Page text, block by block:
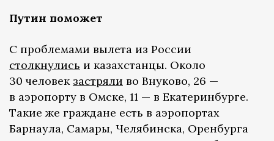
Путин поможет
С проблемами вылета из России
столкнулись и казахстанцы. Около
30 человек застряли во Внуково, 26 —
в аэропорту в Омске, 11 — в Екатеринбурге.
Такие же граждане есть в аэропортах
Барнаула, Самары, Челябинска, Оренбурга